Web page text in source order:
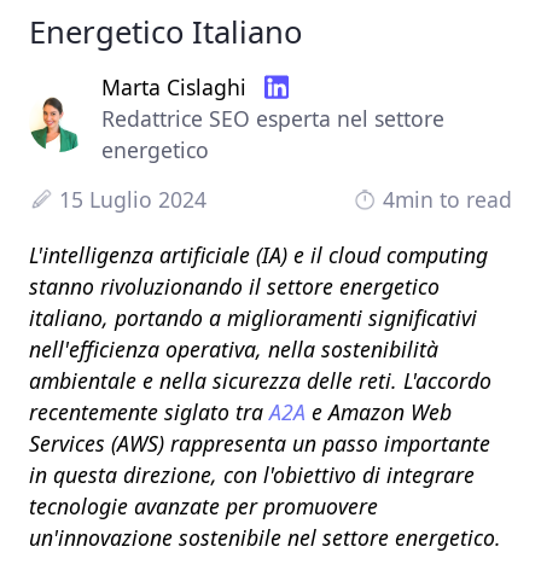
Energetico Italiano
Marta Cislaghi
Redattrice SEO esperta nel settore
energetico
15 Luglio 2024
4min to read
L'intelligenza artificiale (IA) e il cloud computing
stanno rivoluzionando il settore energetico
italiano, portando a miglioramenti significativi
nell'efficienza operativa, nella sostenibilità
ambientale e nella sicurezza delle reti. L'accordo
recentemente siglato traA2A eAmazon Web
Services (AWS) rappresenta un passo importante
in questa direzione, con l'obiettivo di integrare
tecnologie avanzate per promuovere
un'innovazione sostenibile nel settore energetico.